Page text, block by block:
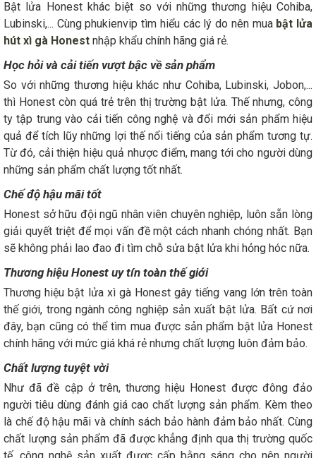
Bật lửa Honest khác biệt so với những thương hiệu Cohiba,
Lubinski,... Cùng phukienvip tìm hiểu các lý do nên mua bật lửa
hút xì gà Honest nhập khẩu chính hãng giá rẻ.
Học hỏi và cải tiến vượt bậc về sản phẩm
So với những thương hiệu khác như Cohiba, Lubinski, Jobon,...
thì Honest còn quá trẻ trên thị trường bật lửa. Thế nhưng, công
ty tập trung vào cải tiến công nghệ và đổi mới sản phẩm hiệu
quả để tích lũy những lợi thế nổi tiếng của sản phẩm tương tự.
Từ đó, cải thiện hiệu quả nhược điểm, mang tới cho người dùng
những sản phẩm chất lượng tốt nhất.
Chế độ hậu mãi tốt
Honest sở hữu đội ngũ nhân viên chuyên nghiệp, luôn sẵn lòng
giải quyết triệt để mọi vấn đề một cách nhanh chóng nhất. Bạn
sẽ không phải lao đao đi tìm chỗ sửa bật lửa khi hỏng hóc nữa.
Thương hiệu Honest uy tín toàn thế giới
Thương hiệu bật lửa xì gà Honest gây tiếng vang lớn trên toàn
thế giới, trong ngành công nghiệp sản xuất bật lửa. Bất cứ nơi
đây, bạn cũng có thể tìm mua được sản phẩm bật lửa Honest
chính hãng với mức giá khá rẻ nhưng chất lượng luôn đảm bảo.
Chất lượng tuyệt vời
Như đã đề cập ở trên, thương hiệu Honest được đông đảo
người tiêu dùng đánh giá cao chất lượng sản phẩm. Kèm theo
là chế độ hậu mãi và chính sách bảo hành đảm bảo nhất. Cùng
chất lượng sản phẩm đã được khẳng định qua thị trường quốc